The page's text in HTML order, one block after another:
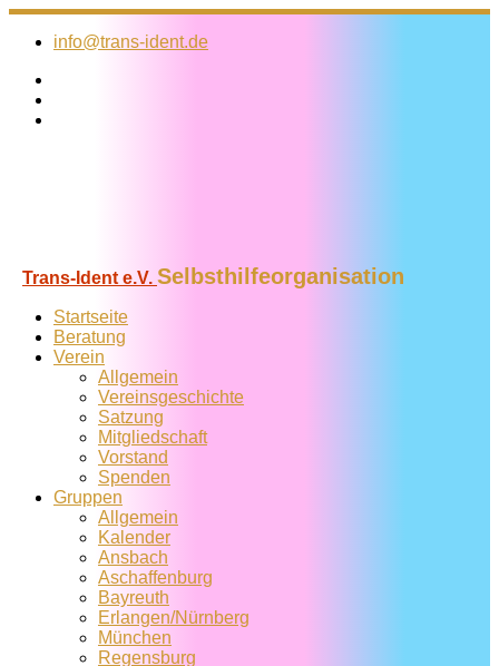
Zum
Inhalt
info@trans-ident.de
Trans-Ident e.V. Selbsthilfeorganisation
Startseite
Beratung
Verein
Allgemein
Vereins­geschichte
Satzung
Mitglied­schaft
Vorstand
Spenden
Gruppen
Allgemein
Kalender
Ansbach
Aschaffenburg
Bayreuth
Erlangen/Nürnberg
München
Regensburg